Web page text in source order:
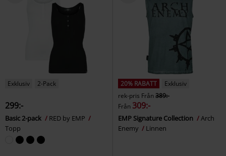
Exklusiv 2-Pack
299:-
Basic 2-pack
RED by EMP
Topp
20% RABATT
Exklusiv
rek-pris Från389:-
Från 309:-
EMP Signature Collection
Arch
Enemy
Linnen